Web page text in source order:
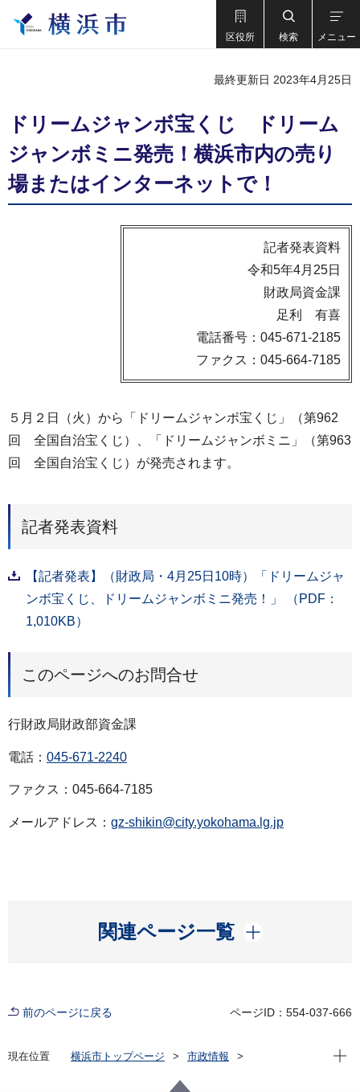
区役所 検索 メニュー
最終更新日 2023年4月25日
ドリームジャンボ宝くじ ドリーム
ジャンボミニ発売！横浜市内の売り
場またはインターネットで！
記者発表資料
令和5年4月25日
財政局資金課
足利 有喜
電話番号：045-671-2185
ファクス：045-664-7185
５月２日（火）から「ドリームジャンボ宝くじ」（第962
回 全国自治宝くじ）、「ドリームジャンボミニ」（第963
回 全国自治宝くじ）が発売されます。
記者発表資料
【記者発表】（財政局・4月25日10時）「ドリームジャ
ンボ宝くじ、ドリームジャンボミニ発売！」 （PDF：
1,010KB）
このページへのお問合せ
行財政局財政部資金課
電話： 045-671-2240
ファクス：045-664-7185
メールアドレス： gz-shikin@city.yokohama.lg.jp
関連ページ一覧
開く
前のページに戻る ページID：554-037-666
現在位置 横浜市トップページ
市政情報
現在